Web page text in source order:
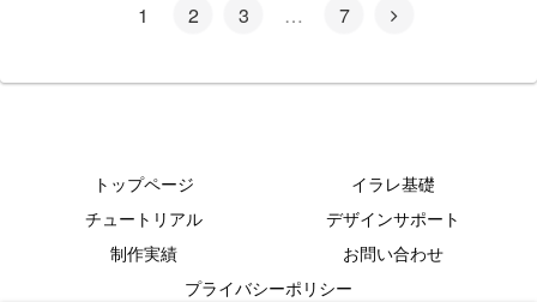
1 2 3 … 7
トップページ
イラレ基礎
チュートリアル
デザインサポート
制作実績
お問い合わせ
プライバシーポリシー